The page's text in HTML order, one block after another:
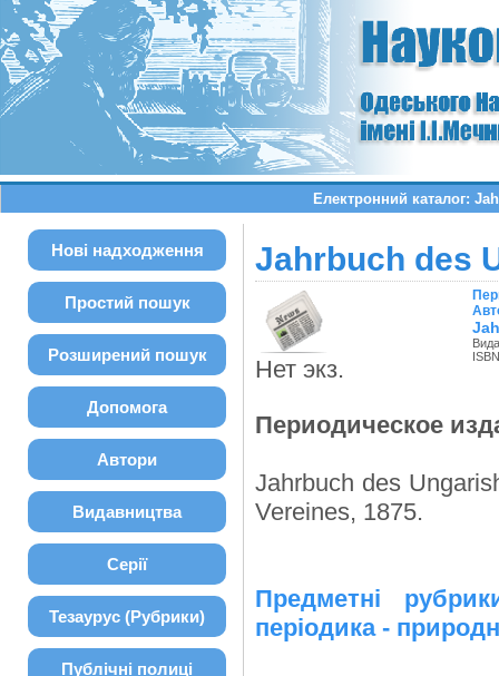
Електронний каталог:
Нові надходження
Простий пошук
Розширений пошук
Допомога
Автори
Видавництва
Серії
Тезаурус (Рубрики)
Публічні полиці
Jahrbuch des
Нет экз.
Периодическое
Jahrbuch des
Vereines, 1875.
Предметні
періодика -